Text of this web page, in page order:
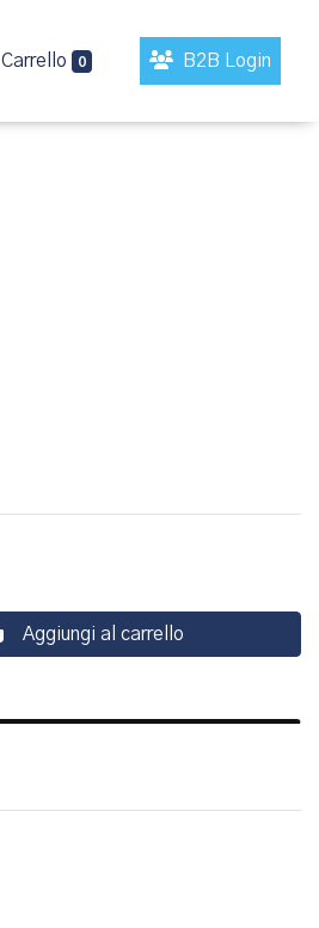
Carrello 0 B2B Login
Aggiungi al carrello